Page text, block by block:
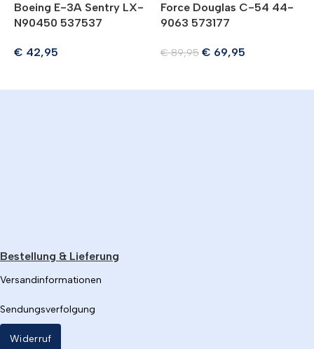
Boeing E-3A Sentry LX-
N90450 537537
€ 42,95
Force Douglas C-54 44-
9063 573177
€89,95 € 69,95
Bestellung & Lieferung
Versandinformationen
Sendungsverfolgung
Widerruf